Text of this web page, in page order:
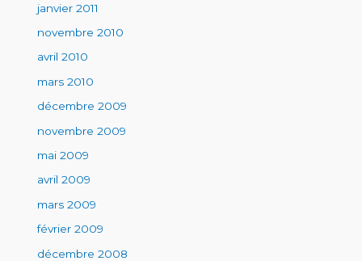
janvier 2011
novembre 2010
avril 2010
mars 2010
décembre 2009
novembre 2009
mai 2009
avril 2009
mars 2009
février 2009
décembre 2008